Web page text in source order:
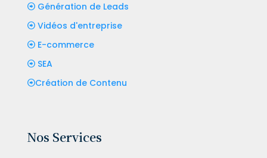
Génération de Leads
Vidéos d'entreprise
E-commerce
SEA
Création de Contenu
Nos Services